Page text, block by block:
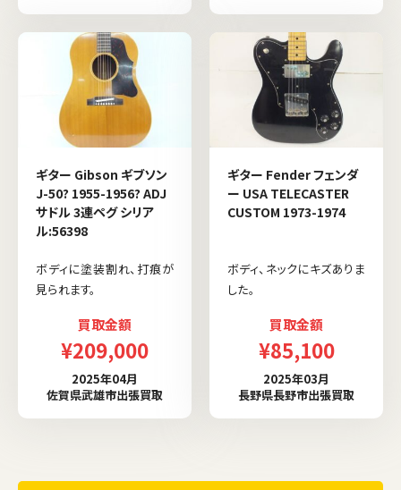
ギター Gibson ギブソン
J-50? 1955-1956? ADJ
サドル 3連ペグ シリア
ル:56398
ボディに塗装割れ、打痕が
見られます。
買取金額
¥209,000
2025年04月
佐賀県武雄市出張買取
ギター Fender フェンダ
ー USA TELECASTER
CUSTOM 1973-1974
ボディ、ネックにキズありま
した。
買取金額
¥85,100
2025年03月
長野県長野市出張買取